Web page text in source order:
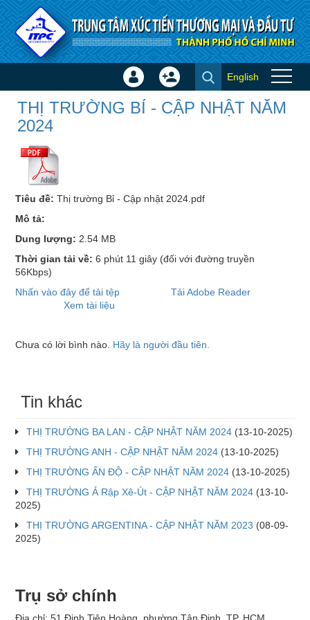
Truy cập nội dung luôn
THỊ TRƯỜNG BỈ - CẬP NHẬT
NĂM 2024 - Thông tin thị
trường
Đăng
Tạo
khoản
English
×
THỊ TRƯỜNG BỈ - CẬP NHẬT NĂM
2024
Tiêu đề:Thị trường Bỉ - Cập nhật 2024.pdf
Mô tả:
Dung lượng: 2.54 MB
Thời gian tải về:6 phút 11 giây (đối với đường truyền
56Kbps)
Nhấn vào đây để tải tệp
Tải Adobe Reader
Xem tài liệu
Chưa có lời bình nào. Hãy là người đầu tiên.
Tin khác
THỊ TRƯỜNG BA LAN - CẬP NHẬT NĂM 2024 (13-10-2025)
THỊ TRƯỜNG ANH - CẬP NHẬT NĂM 2024 (13-10-2025)
THỊ TRƯỜNG ẤN ĐỘ - CẬP NHẬT NĂM 2024 (13-10-2025)
THỊ TRƯỜNG Ả Rập Xê-Út - CẬP NHẬT NĂM 2024 (13-10-
2025)
THỊ TRƯỜNG ARGENTINA - CẬP NHẬT NĂM 2023 (08-09-
2025)
Trụ sở chính
Địa chỉ: 51 Đinh Tiên Hoàng, phường Tân Định, TP. HCM